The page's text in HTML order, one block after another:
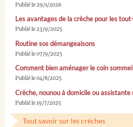
Publié le 29/1/2026
Les avantages de la crèche pour les
Publié le 23/9/2025
Routine sos démangeaisons
Publié le 07/9/2025
Comment bien aménager le coin
Publié le 04/8/2025
Crèche, nounou à domicile ou assistante
Publié le 19/7/2025
Tout savoir sur les crèches